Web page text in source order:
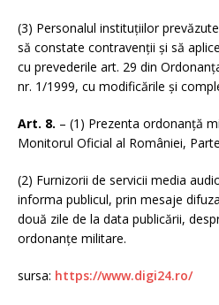
(3) Personalul instituțiilor
să constate contravenții și să
cu prevederile art. 29 din
nr. 1/1999, cu modificările și
Art. 8. – (1) Prezenta ordonanță
Monitorul Oficial al României,
(2) Furnizorii de servicii media
informa publicul, prin mesaje
două zile de la data publicării,
ordonanțe militare.
sursa: https://www.digi24.ro/